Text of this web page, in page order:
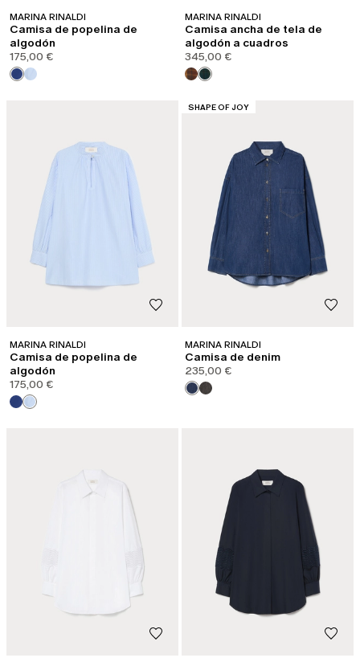
MARINA RINALDI
Camisa de popelina de
algodón
175,00 €
MARINA RINALDI
Camisa ancha de tela de
algodón a cuadros
345,00 €
MARINA RINALDI
Camisa de popelina de
algodón
175,00 €
CATEGORÍA:
SHAPE OF JOY
MARINA RINALDI
Camisa de denim
235,00 €